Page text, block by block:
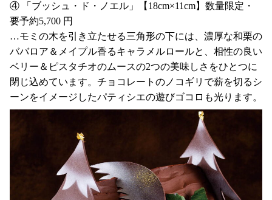
④ 「ブッシュ・ド・ノエル」【18cm×11cm】数量限定・
要予約5,700 円
…モミの木を引き立たせる三角形の下には、濃厚な和栗の
ババロア＆メイプル香るキャラメルロールと、相性の良い
ベリー＆ピスタチオのムースの2つの美味しさをひとつに
閉じ込めています。チョコレートのノコギリで薪を切るシ
ーンをイメージしたパティシエの遊びゴコロも光ります。